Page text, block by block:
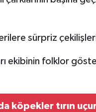
sürpriz
ekibinin folklor
köpekler tırın